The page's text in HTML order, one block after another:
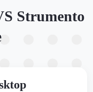
Strumento